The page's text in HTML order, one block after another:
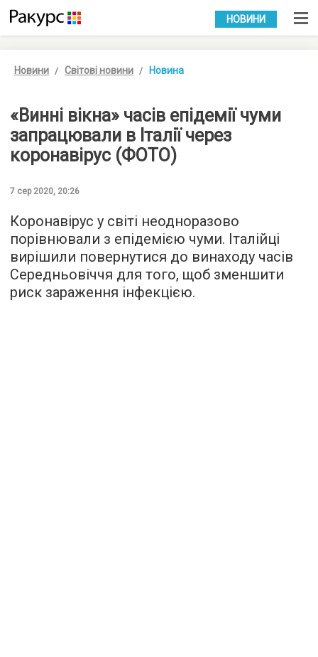
УКР РУС
НОВИНИ
Новини Світові новини Новина
«Винні вікна» часів епідемії чуми
запрацювали в Італії через
коронавірус (ФОТО)
7 сер 2020, 20:26
Коронавірус у світі неодноразово
порівнювали з епідемією чуми. Італійці
вирішили повернутися до винаходу часів
Середньовіччя для того, щоб зменшити
риск зараження інфекцією.